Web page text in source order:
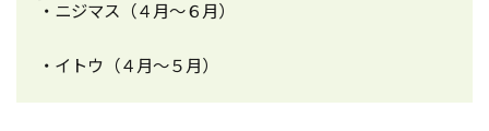
・ニジマス（４月～６月）
・イトウ（４月～５月）